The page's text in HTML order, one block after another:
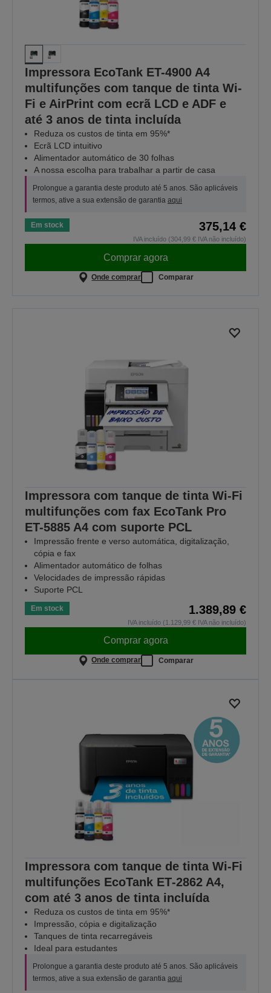
Impressora EcoTank ET-4900 A4
multifunções com tanque de tinta Wi-
Fi e AirPrint com ecrã LCD e ADF e
até 3 anos de tinta incluída
Reduza os custos de tinta em 95%*
Ecrã LCD intuitivo
Alimentador automático de 30 folhas
A nossa escolha para trabalhar a partir de casa
Prolongue a garantia deste produto até 5 anos. São aplicáveis
termos, ative a sua extensão de garantia aqui
Em stock 375,14 €
IVA incluído (304,99 € IVA não incluído)
Comprar agora
Onde comprar Comparar
Impressora com tanque de tinta Wi-Fi
multifunções com fax EcoTank Pro
ET-5885 A4 com suporte PCL
Impressão frente e verso automática, digitalização,
cópia e fax
Alimentador automático de folhas
Velocidades de impressão rápidas
Suporte PCL
Em stock 1.389,89 €
IVA incluído (1.129,99 € IVA não incluído)
Comprar agora
Onde comprar Comparar
Impressora com tanque de tinta Wi-Fi
multifunções EcoTank ET‑2862 A4,
com até 3 anos de tinta incluída
Reduza os custos de tinta em 95%*
Impressão, cópia e digitalização
Tanques de tinta recarregáveis
Ideal para estudantes
Prolongue a garantia deste produto até 5 anos. São aplicáveis
termos, ative a sua extensão de garantia aqui